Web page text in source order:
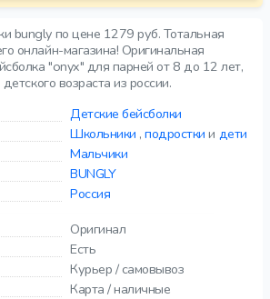
bungly по цене 1279 руб. Тотальная
онлайн-магазина! Оригинальная
"onyx" для парней от 8 до 12 лет,
возраста из россии.
Детские бейсболки
Школьники ,подростки и дети
Мальчики
BUNGLY
Россия
Оригинал
Есть
Курьер / самовывоз
Карта / наличные